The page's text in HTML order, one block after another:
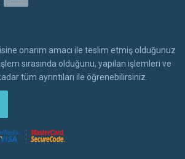
onarım amacı ile teslim etmiş olduğunuz
sırasında olduğunu, yapılan işlemleri ve
tüm ayrıntıları ile öğrenebilirsiniz.